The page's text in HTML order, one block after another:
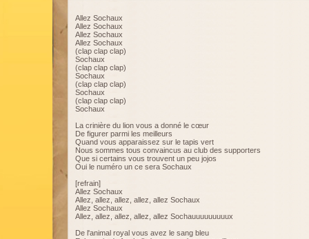
Allez Sochaux
Allez Sochaux
Allez Sochaux
Allez Sochaux
(clap clap clap)
Sochaux
(clap clap clap)
Sochaux
(clap clap clap)
Sochaux
(clap clap clap)
Sochaux
La crinière du lion vous a donné le cœur
De figurer parmi les meilleurs
Quand vous apparaissez sur le tapis vert
Nous sommes tous convaincus au club des supporters
Que si certains vous trouvent un peu jojos
Oui le numéro un ce sera Sochaux
[refrain]
Allez Sochaux
Allez, allez, allez, allez, allez Sochaux
Allez Sochaux
Allez, allez, allez, allez, allez Sochauuuuuuuuux
De l'animal royal vous avez le sang bleu